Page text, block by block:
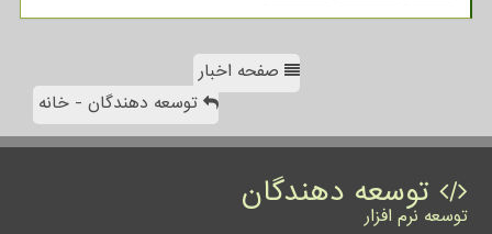
صفحه اخبار
توسعه دهندگان - خانه
توسعه دهندگان
توسعه نرم افزار